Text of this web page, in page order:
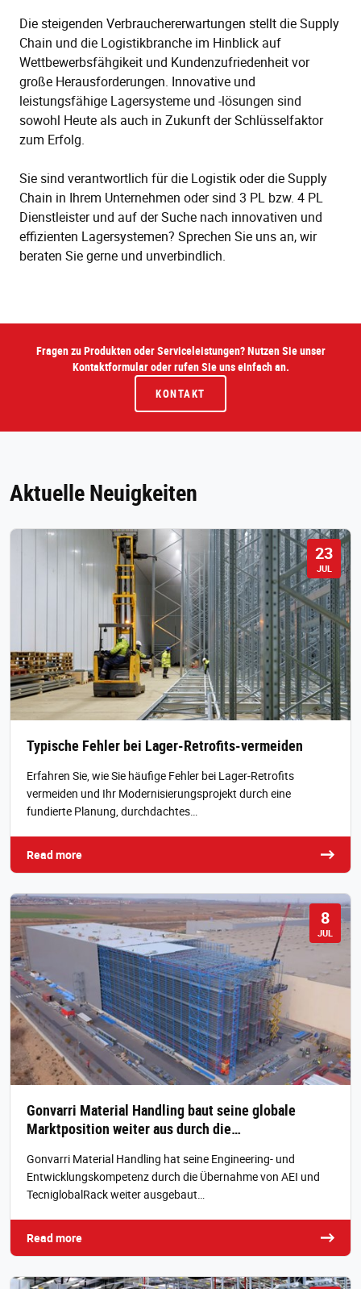
Die steigenden Verbrauchererwartungen stellt die Supply
Chain und die Logistikbranche im Hinblick auf
Wettbewerbsfähgikeit und Kundenzufriedenheit vor
große Herausforderungen. Innovative und
leistungsfähige Lagersysteme und -lösungen sind
sowohl Heute als auch in Zukunft der Schlüsselfaktor
zum Erfolg.
Sie sind verantwortlich für die Logistik oder die Supply
Chain in Ihrem Unternehmen oder sind 3 PL bzw. 4 PL
Dienstleister und auf der Suche nach innovativen und
effizienten Lagersystemen? Sprechen Sie uns an, wir
beraten Sie gerne und unverbindlich.
Fragen zu Produkten oder Serviceleistungen? Nutzen Sie unser
Kontaktformular oder rufen Sie uns einfach an.
KONTAKT
Aktuelle Neuigkeiten
23
JUL
Typische Fehler bei Lager-Retrofits-vermeiden
Erfahren Sie, wie Sie häufige Fehler bei Lager-Retrofits
vermeiden und Ihr Modernisierungsprojekt durch eine
fundierte Planung, durchdachtes…
Read more
8
JUL
Gonvarri Material Handling baut seine globale
Marktposition weiter aus durch die…
Gonvarri Material Handling hat seine Engineering- und
Entwicklungskompetenz durch die Übernahme von AEI und
TecniglobalRack weiter ausgebaut…
Read more